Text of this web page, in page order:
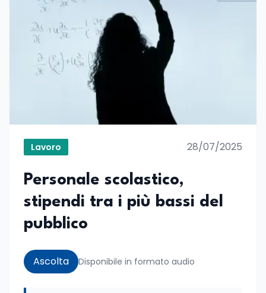
Lavoro 28/07/2025
Personale scolastico,
stipendi tra i più bassi del
pubblico
Ascolta Disponibile in formato audio